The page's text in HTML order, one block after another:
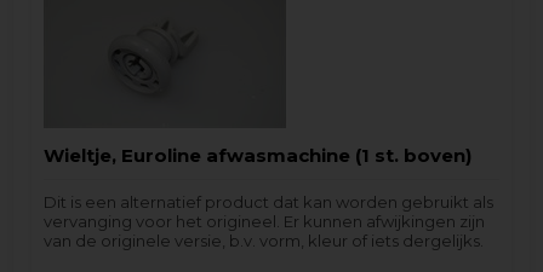
Wieltje, Euroline afwasmachine (1 st. boven)
Dit is een alternatief product dat kan worden gebruikt als
vervanging voor het origineel. Er kunnen afwijkingen zijn
van de originele versie, b.v. vorm, kleur of iets dergelijks.